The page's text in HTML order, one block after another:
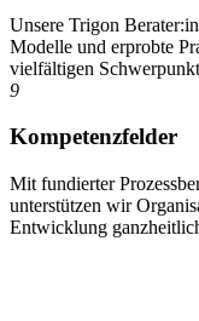
Unsere Trigon
Modelle und erprobte
vielfältigen
9
Kompetenzfelder
Mit fundierter
unterstützen wir
Entwicklung